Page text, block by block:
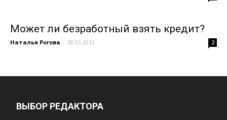
Может ли безработный взять кредит?
Наталья Рогова - 28.03.2012 2
ВЫБОР РЕДАКТОРА